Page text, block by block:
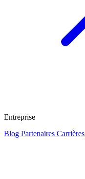
Entreprise
Blog Partenaires Carrières